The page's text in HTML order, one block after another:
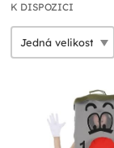
K DISPOZICI